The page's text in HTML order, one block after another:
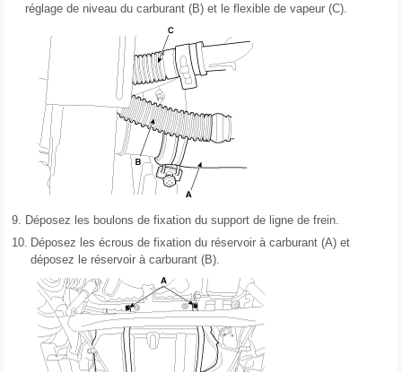
réglage de niveau du carburant (B) et le flexible de vapeur (C).
9. Déposez les boulons de fixation du support de ligne de frein.
10. Déposez les écrous de fixation du réservoir à carburant (A) et
déposez le réservoir à carburant (B).